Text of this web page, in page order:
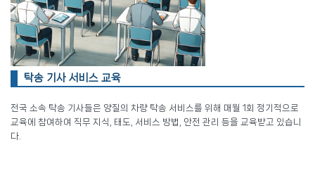
탁송 기사 서비스 교육
전국 소속 탁송 기사들은 양질의 차량 탁송 서비스를 위해 매월 1회 정기적으로
교육에 참여하여 직무 지식, 태도, 서비스 방법, 안전 관리 등을 교육받고 있습니
다.